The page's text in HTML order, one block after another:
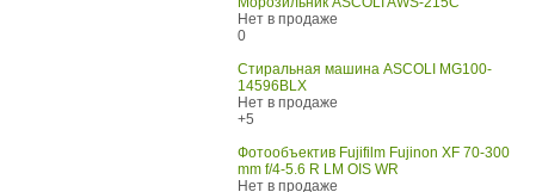
Нет в продаже
0
Стиральная машина ASCOLI MG100-
14596BLX
Нет в продаже
+5
Фотообъектив Fujifilm Fujinon XF 70-300
mm f/4-5.6 R LM OIS WR
Нет в продаже